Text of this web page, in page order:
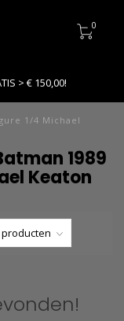
0
> € 150,00!
1/4 Michael
1989
Keaton